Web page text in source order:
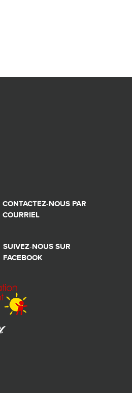
CONTACTEZ-NOUS PAR
COURRIEL
SUIVEZ-NOUS SUR
FACEBOOK